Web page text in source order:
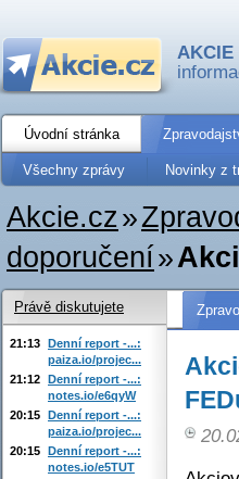
AKCIE
Úvodní stránka
Všechny zprávy Novinky z
Akcie.cz»
doporučení»
Právě diskutujete
21:13 Denní report -...:
paiza.io/projec...
21:12 Denní report -...:
notes.io/e6qyW
20:15 Denní report -...:
paiza.io/projec...
20:15 Denní report -...:
notes.io/e5TUT